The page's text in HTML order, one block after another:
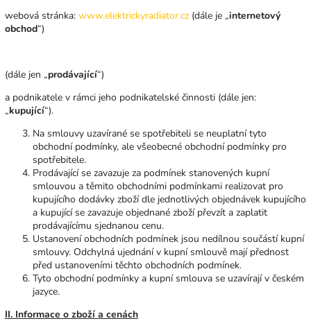
webová stránka: www.elektrickyradiator.cz (dále je „internetový
obchod“)
(dále jen „prodávající“)
a podnikatele v rámci jeho podnikatelské činnosti (dále jen:
„kupující“).
Na smlouvy uzavírané se spotřebiteli se neuplatní tyto
obchodní podmínky, ale všeobecné obchodní podmínky pro
spotřebitele.
Prodávající se zavazuje za podmínek stanovených kupní
smlouvou a těmito obchodními podmínkami realizovat pro
kupujícího dodávky zboží dle jednotlivých objednávek kupujícího
a kupující se zavazuje objednané zboží převzít a zaplatit
prodávajícímu sjednanou cenu.
Ustanovení obchodních podmínek jsou nedílnou součástí kupní
smlouvy. Odchylná ujednání v kupní smlouvě mají přednost
před ustanoveními těchto obchodních podmínek.
Tyto obchodní podmínky a kupní smlouva se uzavírají v českém
jazyce.
II. Informace o zboží a cenách